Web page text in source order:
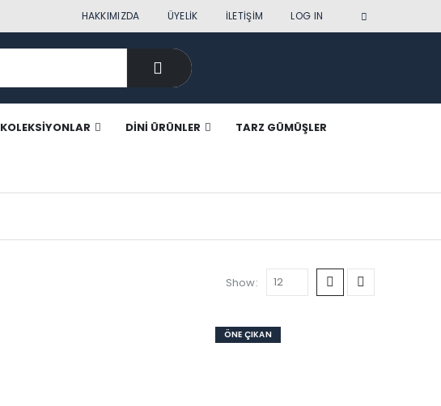
HAKKIMIZDA ÜYELIK İLETIŞIM LOG IN
KOLEKSIYONLAR DINI ÜRÜNLER TARZ GÜMÜŞLER
Show:
ÖNE ÇIKAN